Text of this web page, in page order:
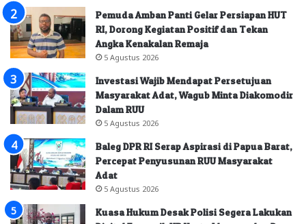
Pemuda Amban Panti Gelar Persiapan HUT
RI, Dorong Kegiatan Positif dan Tekan
Angka Kenakalan Remaja
5 Agustus 2026
Investasi Wajib Mendapat Persetujuan
Masyarakat Adat, Wagub Minta Diakomodir
Dalam RUU
5 Agustus 2026
Baleg DPR RI Serap Aspirasi di Papua Barat,
Percepat Penyusunan RUU Masyarakat
Adat
5 Agustus 2026
Kuasa Hukum Desak Polisi Segera Lakukan